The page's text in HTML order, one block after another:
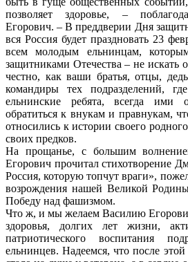
позволяет здоровье, –
Егорович. – В преддверии Дня
вся Россия будет праздновать 23
всем молодым ельнинцам,
защитниками Отечества – не искать
честно, как ваши братья, отцы,
командиры тех подразделений,
ельнинские ребята, всегда ими
обратиться к внукам и правнукам,
относились к истории своего
своих предков.
На прощанье, с большим
Егорович прочитал стихотворение
Россия, которую топчут враги»,
возрождения нашей Великой
Победу над фашизмом.
Что ж, и мы желаем Василию
здоровья, долгих лет жизни,
патриотического воспитания
ельнинцев. Надеемся, что после